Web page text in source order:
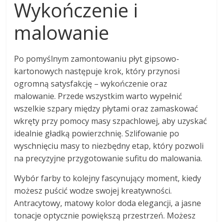
Wykończenie i
malowanie
Po pomyślnym zamontowaniu płyt gipsowo-
kartonowych następuje krok, który przynosi
ogromną satysfakcję – wykończenie oraz
malowanie. Przede wszystkim warto wypełnić
wszelkie szpary między płytami oraz zamaskować
wkręty przy pomocy masy szpachlowej, aby uzyskać
idealnie gładką powierzchnię. Szlifowanie po
wyschnięciu masy to niezbędny etap, który pozwoli
na precyzyjne przygotowanie sufitu do malowania.
Wybór farby to kolejny fascynujący moment, kiedy
możesz puścić wodze swojej kreatywności.
Antracytowy, matowy kolor doda elegancji, a jasne
tonacje optycznie powiększą przestrzeń. Możesz